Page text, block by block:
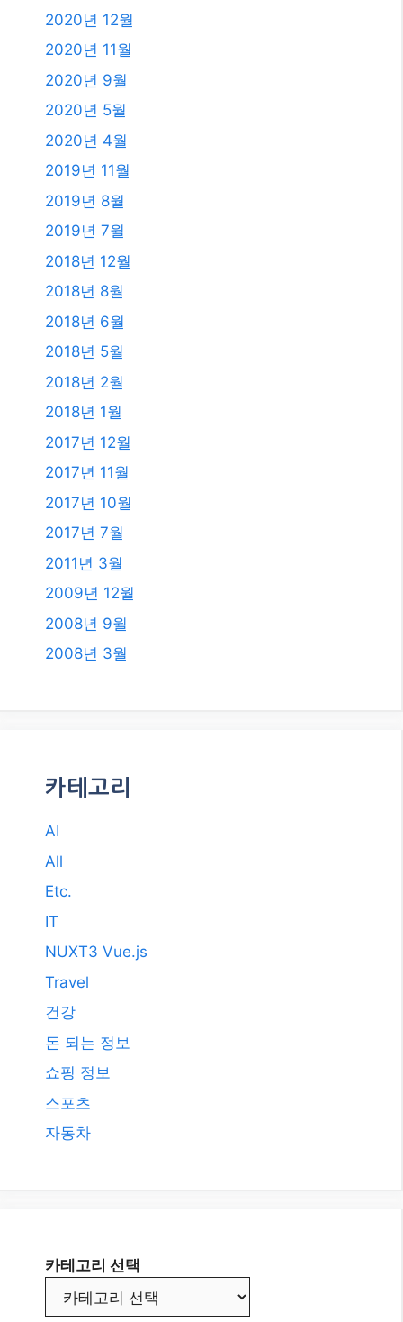
2020년 12월
2020년 11월
2020년 9월
2020년 5월
2020년 4월
2019년 11월
2019년 8월
2019년 7월
2018년 12월
2018년 8월
2018년 6월
2018년 5월
2018년 2월
2018년 1월
2017년 12월
2017년 11월
2017년 10월
2017년 7월
2011년 3월
2009년 12월
2008년 9월
2008년 3월
카테고리
AI
All
Etc.
IT
NUXT3 Vue.js
Travel
건강
돈 되는 정보
쇼핑 정보
스포츠
자동차
카테고리 선택